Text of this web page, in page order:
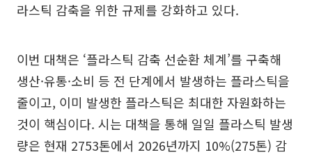
라스틱 감축을 위한 규제를 강화하고 있다.
이번 대책은 ‘플라스틱 감축 선순환 체계’를 구축해
생산·유통·소비 등 전 단계에서 발생하는 플라스틱을
줄이고, 이미 발생한 플라스틱은 최대한 자원화하는
것이 핵심이다. 시는 대책을 통해 일일 플라스틱 발생
량은 현재 2753톤에서 2026년까지 10%(275톤) 감